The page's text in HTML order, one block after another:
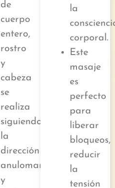
de
cuerpo
entero,
rostro
y
cabeza
se
realiza
siguiendo
la
dirección
anulomana
y
la
corporal.
Este
masaje
es
perfecto
para
liberar
bloqueos,
reducir
la
tensión